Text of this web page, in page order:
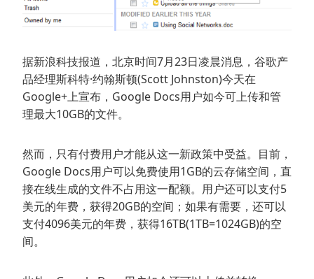
据新浪科技报道，北京时间7月23日凌晨消息，谷歌产
品经理斯科特·约翰斯顿(Scott Johnston)今天在
Google+上宣布，Google Docs用户如今可上传和管
理最大10GB的文件。
然而，只有付费用户才能从这一新政策中受益。目前，
Google Docs用户可以免费使用1GB的云存储空间，直
接在线生成的文件不占用这一配额。用户还可以支付5
美元的年费，获得20GB的空间；如果有需要，还可以
支付4096美元的年费，获得16TB(1TB=1024GB)的空
间。